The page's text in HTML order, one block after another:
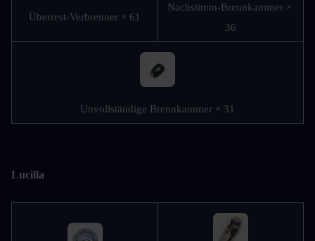
Überrest-Verbrenner × 61
Nachstimm-Brennkammer ×
36
Unvollständige Brennkammer × 31
Lucilla